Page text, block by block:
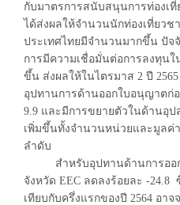
กับมาตรการสนับสนุนการท่องเที่
ได้ส่งผลให้จำนวนนักท่องเที่ยวช
ประเทศไทยมีจำนวนมากขึ้น ปัจ
การมีความเชื่อมั่นต่อการลงทุน
ขึ้น ส่งผลให้ในไตรมาส 2 ปี
อุปทานการด้านออกใบอนุญาตก่
9.9 และมีการขยายตัวในด้านอุ
เพิ่มขึ้นทั้งจำนวนหน่วยและมูลค่
ลำดับ
สำหรับอุปทานด้านการออก
จังหวัด EEC ลดลงร้อยละ -
เทียบกับครึ่งแรกของปี 2564 อา